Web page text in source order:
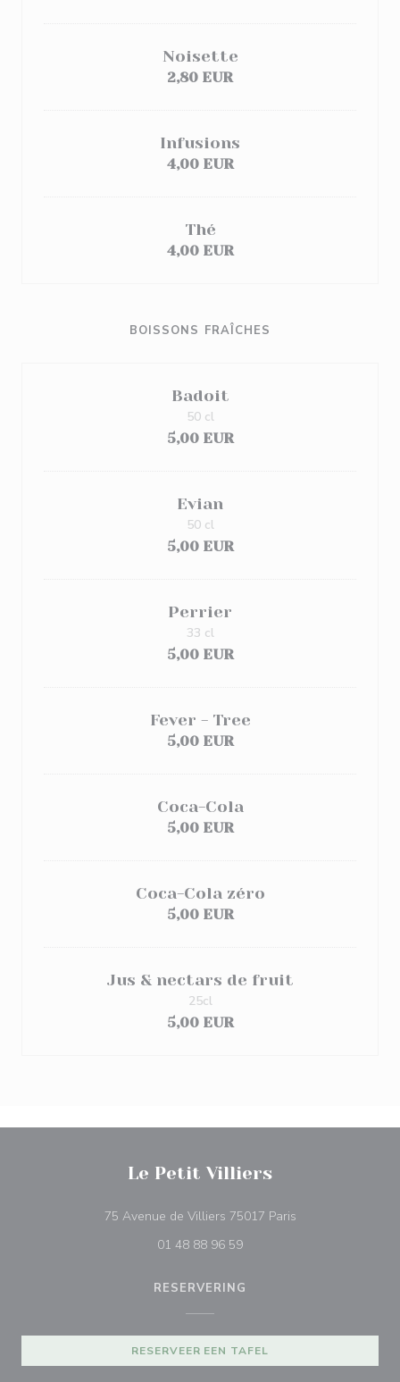
Noisette
2,80 EUR
Infusions
4,00 EUR
Thé
4,00 EUR
BOISSONS FRAÎCHES
Badoit
5,00 EUR
50 cl
Evian
5,00 EUR
50 cl
Perrier
5,00 EUR
33 cl
Fever - Tree
5,00 EUR
Coca-Cola
5,00 EUR
Coca-Cola zéro
5,00 EUR
Jus & nectars de fruit
5,00 EUR
25cl
Le Petit Villiers
75 Avenue de Villiers 75017 Paris((opent in een
01 48 88 96 59
RESERVERING
RESERVEER EEN TAFEL